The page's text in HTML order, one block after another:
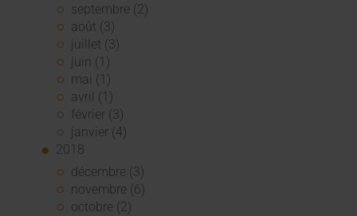
septembre (2)
août (3)
juillet (3)
juin (1)
mai (1)
avril (1)
février (3)
janvier (4)
2018
décembre (3)
novembre (6)
octobre (2)